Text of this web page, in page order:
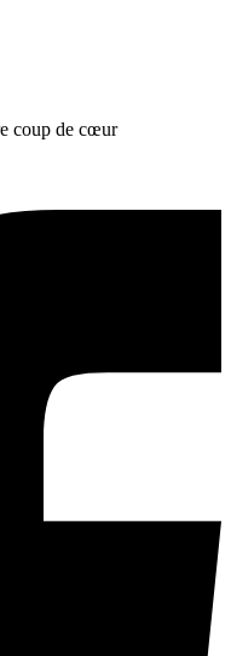
coup de cœur